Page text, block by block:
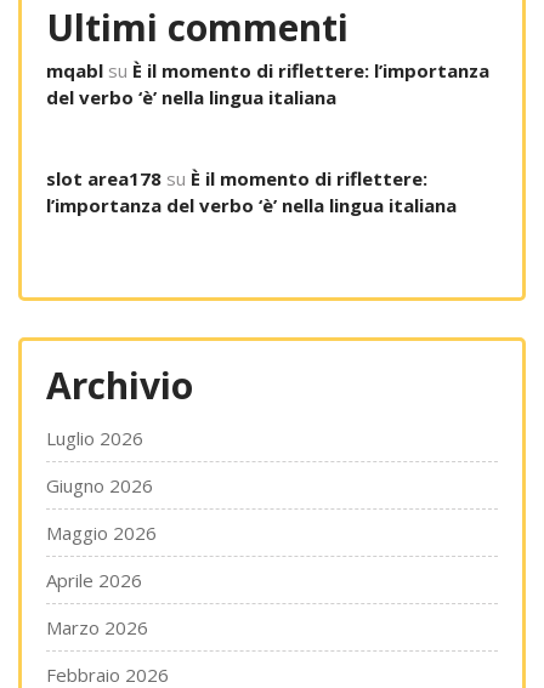
Ultimi commenti
mqabl su È il momento di riflettere: l’importanza
del verbo ‘è’ nella lingua italiana
slot area178 su È il momento di riflettere:
l’importanza del verbo ‘è’ nella lingua italiana
Archivio
Luglio 2026
Giugno 2026
Maggio 2026
Aprile 2026
Marzo 2026
Febbraio 2026